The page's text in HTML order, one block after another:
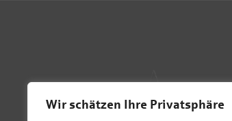
Wir schätzen Ihre Privatsphäre